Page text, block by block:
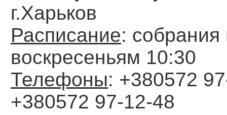
г.Харьков
Расписание: собрания
воскресеньям 10:30
Телефоны: +380572
+380572 97-12-48